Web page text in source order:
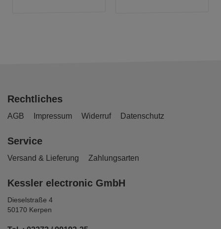
Rechtliches
AGB Impressum Widerruf Datenschutz
Service
Versand & Lieferung Zahlungsarten
Kessler electronic GmbH
Dieselstraße 4
50170 Kerpen